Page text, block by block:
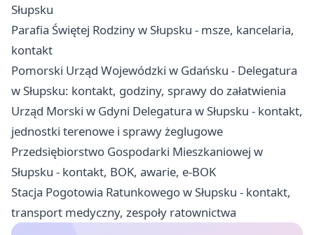
Słupsku
Parafia Świętej Rodziny w Słupsku - msze, kancelaria,
kontakt
Pomorski Urząd Wojewódzki w Gdańsku - Delegatura
w Słupsku: kontakt, godziny, sprawy do załatwienia
Urząd Morski w Gdyni Delegatura w Słupsku - kontakt,
jednostki terenowe i sprawy żeglugowe
Przedsiębiorstwo Gospodarki Mieszkaniowej w
Słupsku - kontakt, BOK, awarie, e-BOK
Stacja Pogotowia Ratunkowego w Słupsku - kontakt,
transport medyczny, zespoły ratownictwa